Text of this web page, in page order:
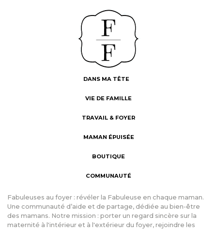
DANS MA TÊTE
VIE DE FAMILLE
TRAVAIL & FOYER
MAMAN ÉPUISÉE
BOUTIQUE
COMMUNAUTÉ
Fabuleuses au foyer : révéler la Fabuleuse en chaque maman.
Une communauté d’aide et de partage, dédiée au bien-être
des mamans. Notre mission : porter un regard sincère sur la
maternité à l'intérieur et à l'extérieur du foyer, rejoindre les